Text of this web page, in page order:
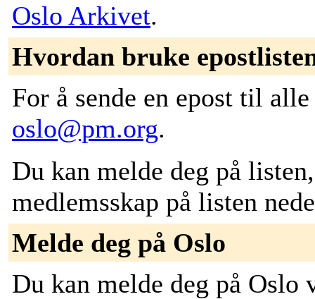
Oslo Arkivet.
Hvordan bruke
For å sende en epost til
oslo@pm.org.
Du kan melde deg på
medlemsskap på listen
Melde deg på Oslo
Du kan melde deg på